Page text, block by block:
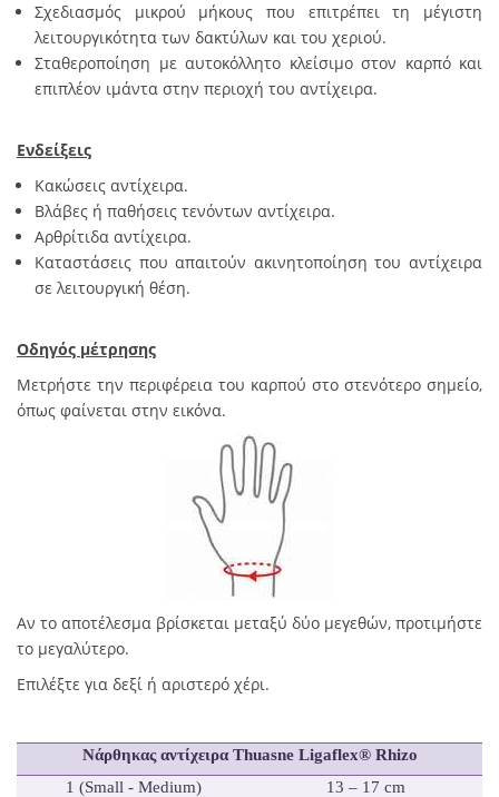
Σχεδιασμός μικρού μήκους που επιτρέπει τη μέγιστη
λειτουργικότητα των δακτύλων και του χεριού.
Σταθεροποίηση με αυτοκόλλητο κλείσιμο στον καρπό και
επιπλέον ιμάντα στην περιοχή του αντίχειρα.
Ενδείξεις
Κακώσεις αντίχειρα.
Βλάβες ή παθήσεις τενόντων αντίχειρα.
Αρθρίτιδα αντίχειρα.
Καταστάσεις που απαιτούν ακινητοποίηση του αντίχειρα
σε λειτουργική θέση.
Οδηγός μέτρησης
Μετρήστε την περιφέρεια του καρπού στο στενότερο σημείο,
όπως φαίνεται στην εικόνα.
Αν το αποτέλεσμα βρίσκεται μεταξύ δύο μεγεθών, προτιμήστε
το μεγαλύτερο.
Επιλέξτε για δεξί ή αριστερό χέρι.
Νάρθηκας αντίχειρα Thuasne Ligaflex® Rhizo
1 (Small - Medium)
13 – 17 cm